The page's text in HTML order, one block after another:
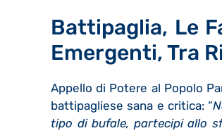
Battipaglia, Le
Emergenti, Tra
Appello di Potere al Popolo
battipagliese sana e critica: “
tipo di bufale, partecipi allo